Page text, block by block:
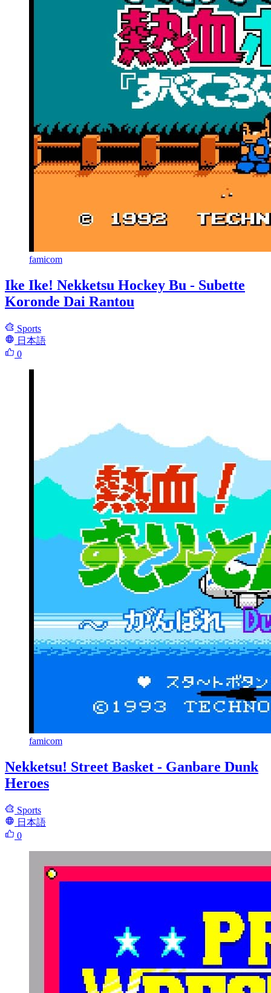
famicom
Ike Ike! Nekketsu Hockey Bu - Subette
Koronde Dai Rantou
Sports
日本語
0
famicom
Nekketsu! Street Basket - Ganbare Dunk
Heroes
Sports
日本語
0